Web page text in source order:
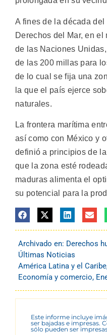
A fines de la década
Derechos del Mar, en
de las Naciones
de las 200 millas para
de lo cual se fija una
la que el país ejerce
naturales.
La frontera marítima
así como con México y
definió a principios de
que la zona esté
maduras alimenta el
su potencial para la
Archivado en: Derechos
Últimas Noticias
América Latina y el Caribe
Economía y comercio,
Este informe incluye
ser bajadas e impresas.
sólo pueden ser